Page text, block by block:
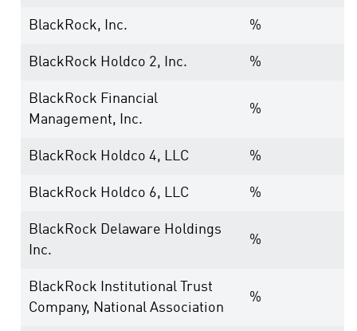
BlackRock, Inc. %
BlackRock Holdco 2, Inc. %
BlackRock Financial
Management, Inc.
%
BlackRock Holdco 4, LLC %
BlackRock Holdco 6, LLC %
BlackRock Delaware Holdings
Inc.
%
BlackRock Institutional Trust
Company, National Association
%